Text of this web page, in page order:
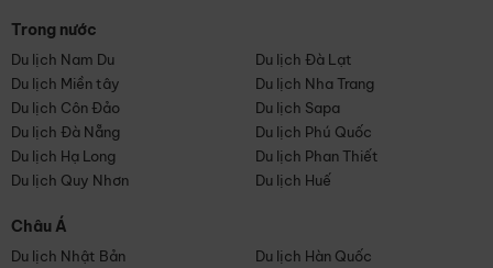
Trong nước
Du lịch Nam Du
Du lịch Đà Lạt
Du lịch Miền tây
Du lịch Nha Trang
Du lịch Côn Đảo
Du lịch Sapa
Du lịch Đà Nẵng
Du lịch Phú Quốc
Du lịch Hạ Long
Du lịch Phan Thiết
Du lịch Quy Nhơn
Du lịch Huế
Châu Á
Du lịch Nhật Bản
Du lịch Hàn Quốc